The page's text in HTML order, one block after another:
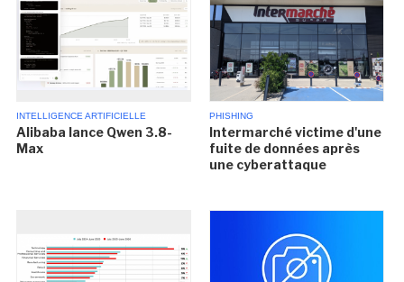
INTELLIGENCE ARTIFICIELLE
Alibaba lance Qwen 3.8-
Max
PHISHING
Intermarché victime d'une
fuite de données après
une cyberattaque